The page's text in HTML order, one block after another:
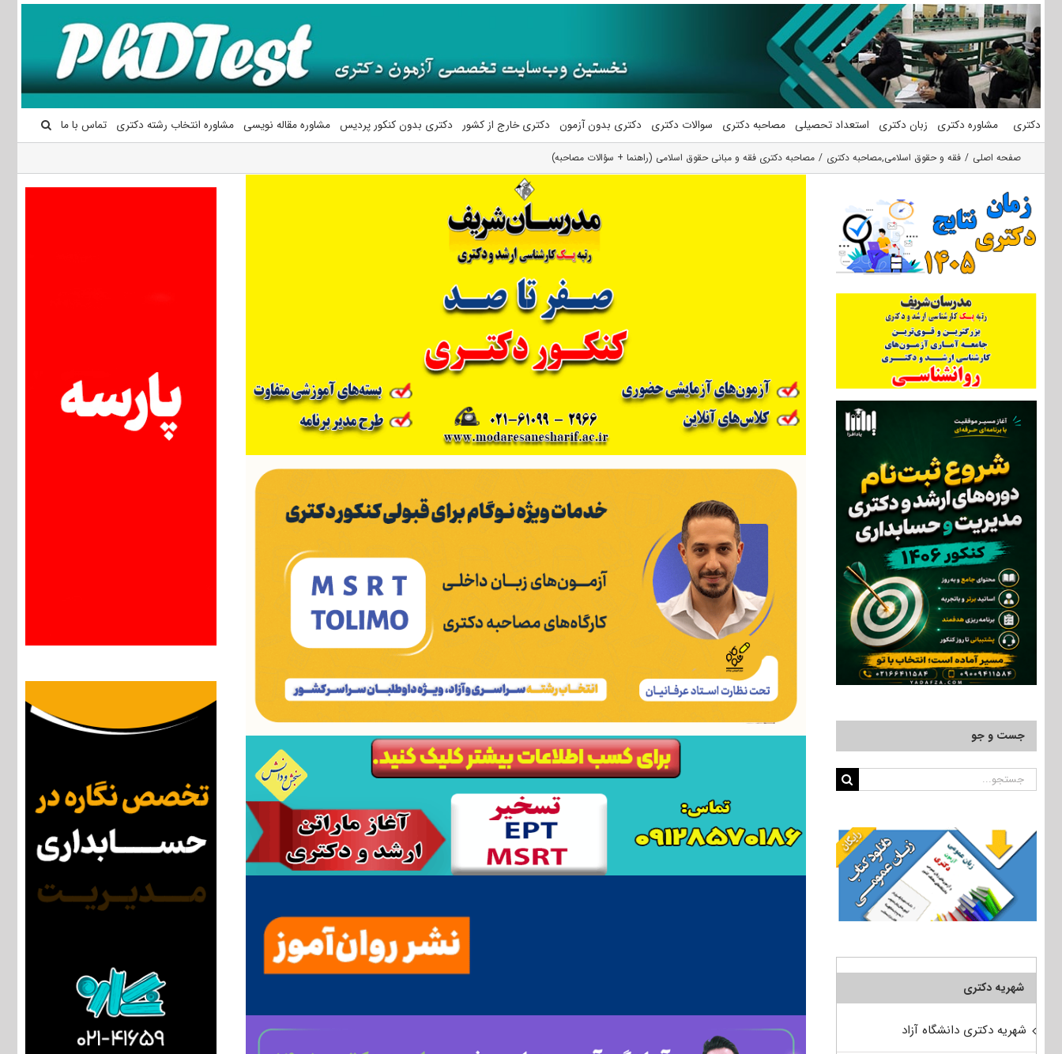
محتوا
دکتری مشاوره دکتری زبان دکتری استعداد تحصیلی مصاحبه دکتری سوالات دکتری دکتری بدون آزمون دکتری خارج از کشور دکتری بدون کنکور پردیس مشاوره مقاله نویسی مشاوره انتخاب رشته دکتری تماس با ما
صفحه اصلی فقه و حقوق اسلامی,مصاحبه دکتری مصاحبه دکتری فقه و مبانی حقوق اسلامی (راهنما + سؤالات مصاحبه)
جست و جو
جستجو
شهریه دکتری
شهریه دکتری دانشگاه آزاد